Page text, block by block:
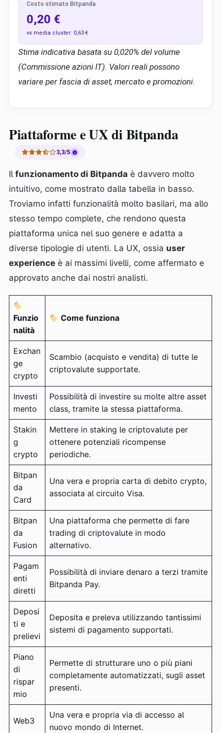
Costo stimato Bitpanda
0,20 €
vs media cluster: 0,63 €
Stima indicativa basata su 0,020% del volume
(Commissione azioni IT). Valori reali possono
variare per fascia di asset, mercato e promozioni.
Piattaforme e UX di Bitpanda
3,3/5
Il funzionamento di Bitpanda è davvero molto
intuitivo, come mostrato dalla tabella in basso.
Troviamo infatti funzionalità molto basilari, ma allo
stesso tempo complete, che rendono questa
piattaforma unica nel suo genere e adatta a
diverse tipologie di utenti. La UX, ossia user
experience è ai massimi livelli, come affermato e
approvato anche dai nostri analisti.
Funzio
nalità
Come funziona
Exchan
ge
crypto
Scambio (acquisto e vendita) di tutte le
criptovalute supportate.
Investi
mento
Possibilità di investire su molte altre asset
class, tramite la stessa piattaforma.
Stakin
g
crypto
Mettere in staking le criptovalute per
ottenere potenziali ricompense
periodiche.
Bitpan
da
Card
Una vera e propria carta di debito crypto,
associata al circuito Visa.
Bitpan
da
Fusion
Una piattaforma che permette di fare
trading di criptovalute in modo
alternativo.
Pagam
enti
diretti
Possibilità di inviare denaro a terzi tramite
Bitpanda Pay.
Deposi
ti e
prelievi
Deposita e preleva utilizzando tantissimi
sistemi di pagamento supportati.
Piano
di
rispar
mio
Permette di strutturare uno o più piani
completamente automatizzati, sugli asset
presenti.
Web3
Una vera e propria via di accesso al
nuovo mondo di Internet.